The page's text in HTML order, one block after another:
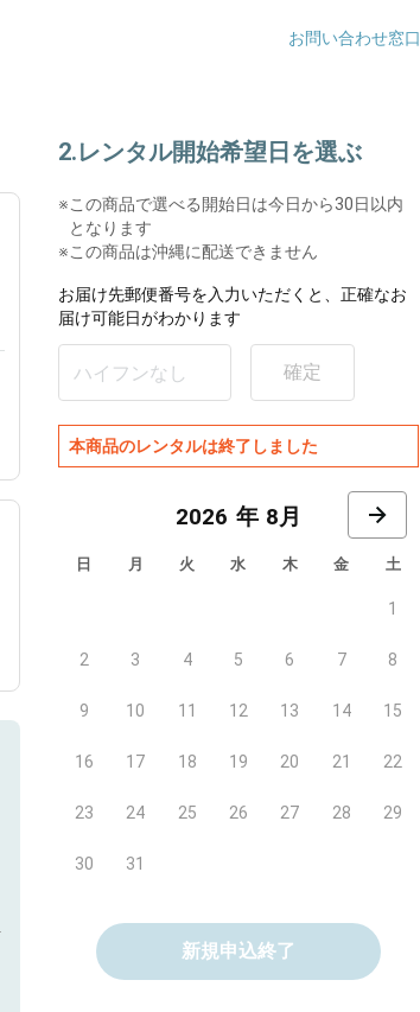
お問い合わせ窓口
2.レンタル開始希望日を選ぶ
※この商品で選べる開始日は今日から30日以内
となります
※この商品は沖縄に配送できません
お届け先郵便番号を入力いただくと、正確なお
届け可能日がわかります
確定
本商品のレンタルは終了しました
8月
日 月 火 水 木 金 土
1
2 3 4 5 6 7 8
9 10 11 12 13 14 15
16 17 18 19 20 21 22
23 24 25 26 27 28 29
30 31
新規申込終了